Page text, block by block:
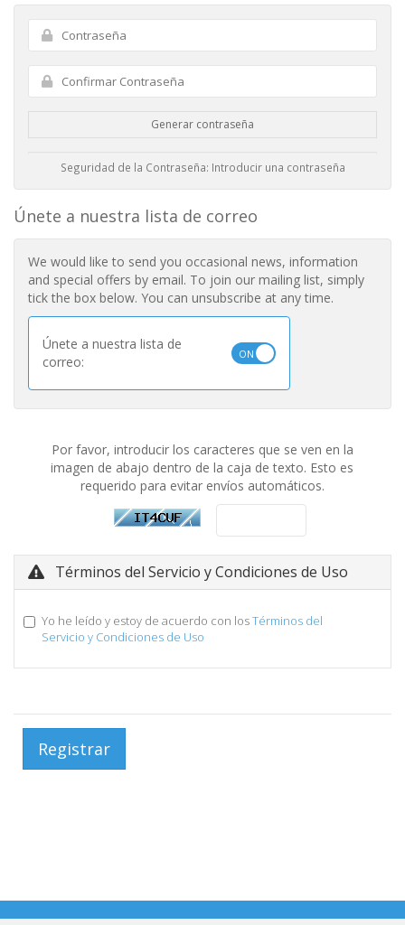
Generar contraseña
Seguridad de la Contraseña: Introducir una contraseña
Únete a nuestra lista de correo
We would like to send you occasional news, information
and special offers by email. To join our mailing list, simply
tick the box below. You can unsubscribe at any time.
Únete a nuestra lista de
correo:
Por favor, introducir los caracteres que se ven en la
imagen de abajo dentro de la caja de texto. Esto es
requerido para evitar envíos automáticos.
Términos del Servicio y Condiciones de Uso
Yo he leído y estoy de acuerdo con losTérminos del
Servicio y Condiciones de Uso